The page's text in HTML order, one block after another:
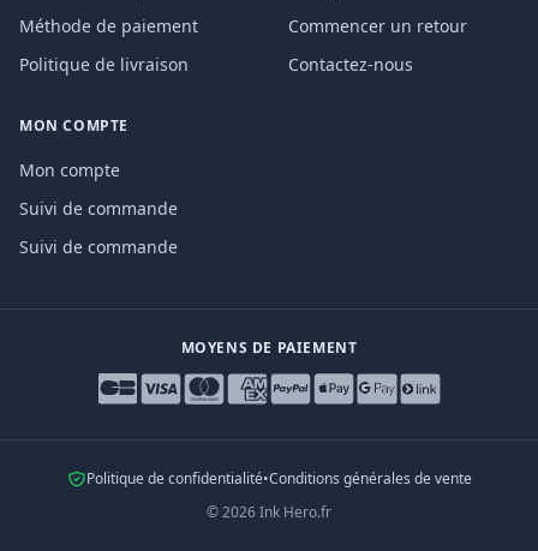
Méthode de paiement
Politique de livraison
Commencer un retour
Contactez-nous
MON COMPTE
Mon compte
Suivi de commande
Suivi de commande
MOYENS DE PAIEMENT
Politique de confidentialité•Conditions générales de vente
©2026Ink Hero.fr